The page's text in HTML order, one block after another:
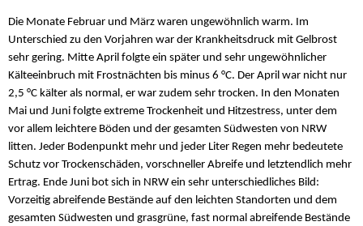
Die Monate Februar und März waren ungewöhnlich warm. Im
Unterschied zu den Vorjahren war der Krankheitsdruck mit Gelbrost
sehr gering. Mitte April folgte ein später und sehr ungewöhnlicher
Kälteeinbruch mit Frostnächten bis minus 6 °C. Der April war nicht nur
2,5 °C kälter als normal, er war zudem sehr trocken. In den Monaten
Mai und Juni folgte extreme Trockenheit und Hitzestress, unter dem
vor allem leichtere Böden und der gesamten Südwesten von NRW
litten. Jeder Bodenpunkt mehr und jeder Liter Regen mehr bedeutete
Schutz vor Trockenschäden, vorschneller Abreife und letztendlich mehr
Ertrag. Ende Juni bot sich in NRW ein sehr unterschiedliches Bild:
Vorzeitig abreifende Bestände auf den leichten Standorten und dem
gesamten Südwesten und grasgrüne, fast normal abreifende Bestände